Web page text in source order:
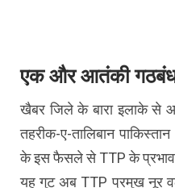
एक और आतंकी
खैबर जिले के बारा इलाके से
तहरीक-ए-तालिबान
के इस फैसले से TTP के प्रभाव
यह गुट अब TTP प्रमुख नूर